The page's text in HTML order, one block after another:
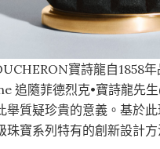
寶詩龍自1858
追隨菲德烈克•寶詩龍
舉質疑珍貴的意義。基於
寶系列特有的創新設計方